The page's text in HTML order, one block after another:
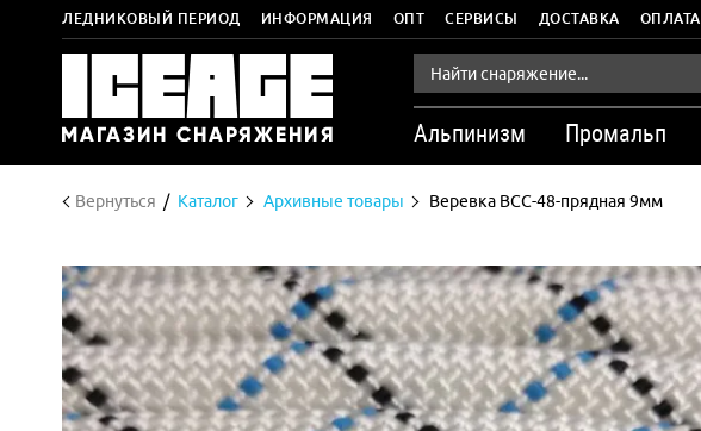
ЛЕДНИКОВЫЙ ПЕРИОД ИНФОРМАЦИЯ ОПТ СЕРВИСЫ ДОСТАВКА ОПЛАТА
Альпинизм Промальп
Вернуться Каталог Архивные товары Веревка ВСС-48-прядная 9мм